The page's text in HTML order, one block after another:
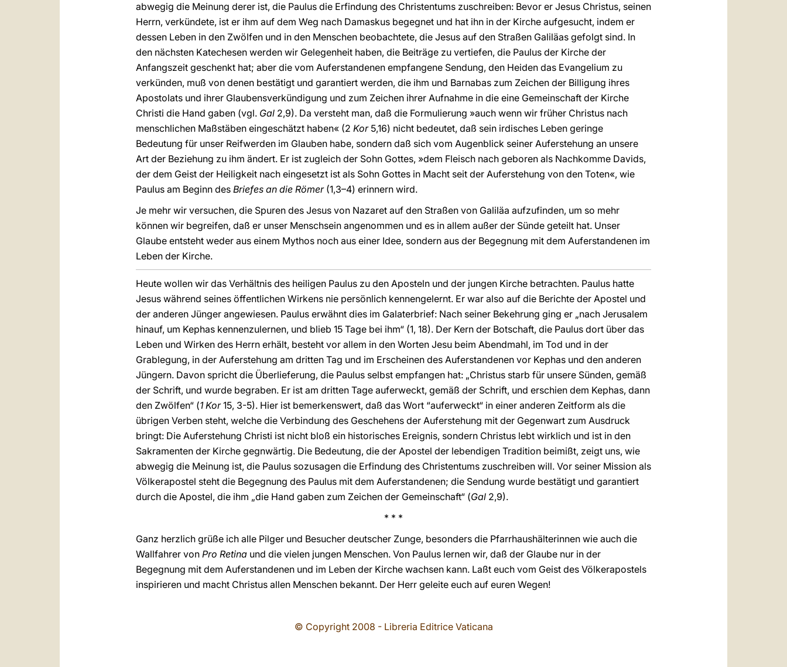
abwegig die Meinung derer ist, die Paulus die Erfindung des Christentums zuschreiben: Bevor er Jesus Christus, seinen
Herrn, verkündete, ist er ihm auf dem Weg nach Damaskus begegnet und hat ihn in der Kirche aufgesucht, indem er
dessen Leben in den Zwölfen und in den Menschen beobachtete, die Jesus auf den Straßen Galiläas gefolgt sind. In
den nächsten Katechesen werden wir Gelegenheit haben, die Beiträge zu vertiefen, die Paulus der Kirche der
Anfangszeit geschenkt hat; aber die vom Auferstandenen empfangene Sendung, den Heiden das Evangelium zu
verkünden, muß von denen bestätigt und garantiert werden, die ihm und Barnabas zum Zeichen der Billigung ihres
Apostolats und ihrer Glaubensverkündigung und zum Zeichen ihrer Aufnahme in die eine Gemeinschaft der Kirche
Christi die Hand gaben (vgl. Gal 2,9). Da versteht man, daß die Formulierung »auch wenn wir früher Christus nach
menschlichen Maßstäben eingeschätzt haben« (2 Kor5,16) nicht bedeutet, daß sein irdisches Leben geringe
Bedeutung für unser Reifwerden im Glauben habe, sondern daß sich vom Augenblick seiner Auferstehung an unsere
Art der Beziehung zu ihm ändert. Er ist zugleich der Sohn Gottes, »dem Fleisch nach geboren als Nachkomme Davids,
der dem Geist der Heiligkeit nach eingesetzt ist als Sohn Gottes in Macht seit der Auferstehung von den Toten«, wie
Paulus am Beginn des Briefes an die Römer(1,3–4) erinnern wird.
Je mehr wir versuchen, die Spuren des Jesus von Nazaret auf den Straßen von Galiläa aufzufinden, um so mehr
können wir begreifen, daß er unser Menschsein angenommen und es in allem außer der Sünde geteilt hat. Unser
Glaube entsteht weder aus einem Mythos noch aus einer Idee, sondern aus der Begegnung mit dem Auferstandenen im
Leben der Kirche.
Heute wollen wir das Verhältnis des heiligen Paulus zu den Aposteln und der jungen Kirche betrachten. Paulus hatte
Jesus während seines öffentlichen Wirkens nie persönlich kennengelernt. Er war also auf die Berichte der Apostel und
der anderen Jünger angewiesen. Paulus erwähnt dies im Galaterbrief: Nach seiner Bekehrung ging er „nach Jerusalem
hinauf, um Kephas kennenzulernen, und blieb 15 Tage bei ihm“ (1, 18). Der Kern der Botschaft, die Paulus dort über das
Leben und Wirken des Herrn erhält, besteht vor allem in den Worten Jesu beim Abendmahl, im Tod und in der
Grablegung, in der Auferstehung am dritten Tag und im Erscheinen des Auferstandenen vor Kephas und den anderen
Jüngern. Davon spricht die Überlieferung, die Paulus selbst empfangen hat: „Christus starb für unsere Sünden, gemäß
der Schrift, und wurde begraben. Er ist am dritten Tage auferweckt, gemäß der Schrift, und erschien dem Kephas, dann
den Zwölfen“ (1 Kor15, 3-5). Hier ist bemerkenswert, daß das Wort “auferweckt“ in einer anderen Zeitform als die
übrigen Verben steht, welche die Verbindung des Geschehens der Auferstehung mit der Gegenwart zum Ausdruck
bringt: Die Auferstehung Christi ist nicht bloß ein historisches Ereignis, sondern Christus lebt wirklich und ist in den
Sakramenten der Kirche gegnwärtig. Die Bedeutung, die der Apostel der lebendigen Tradition beimißt, zeigt uns, wie
abwegig die Meinung ist, die Paulus sozusagen die Erfindung des Christentums zuschreiben will. Vor seiner Mission als
Völkerapostel steht die Begegnung des Paulus mit dem Auferstandenen; die Sendung wurde bestätigt und garantiert
durch die Apostel, die ihm „die Hand gaben zum Zeichen der Gemeinschaft“ (Gal 2,9).
* * *
Ganz herzlich grüße ich alle Pilger und Besucher deutscher Zunge, besonders die Pfarrhaushälterinnen wie auch die
Wallfahrer von Pro Retina und die vielen jungen Menschen. Von Paulus lernen wir, daß der Glaube nur in der
Begegnung mit dem Auferstandenen und im Leben der Kirche wachsen kann. Laßt euch vom Geist des Völkerapostels
inspirieren und macht Christus allen Menschen bekannt. Der Herr geleite euch auf euren Wegen!
© Copyright 2008 - Libreria Editrice Vaticana